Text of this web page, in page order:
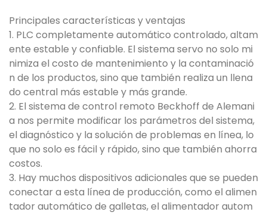
Principales características y ventajas
1. PLC completamente automático controlado, altam
ente estable y confiable. El sistema servo no solo mi
nimiza el costo de mantenimiento y la contaminació
n de los productos, sino que también realiza un llena
do central más estable y más grande.
2. El sistema de control remoto Beckhoff de Alemani
a nos permite modificar los parámetros del sistema,
el diagnóstico y la solución de problemas en línea, lo
que no solo es fácil y rápido, sino que también ahorra
costos.
3. Hay muchos dispositivos adicionales que se pueden
conectar a esta línea de producción, como el alimen
tador automático de galletas, el alimentador autom